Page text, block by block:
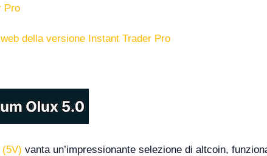
Pro
della versione Instant Trader Pro
(5V) vanta un’impressionante selezione di altcoin,